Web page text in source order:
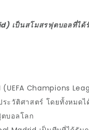
เป็นสโมสรฟุตบอลที่ไ
(UEFA Champions
ะวัติศาสตร์ โดยทั้งหมดไ
บอลโลก